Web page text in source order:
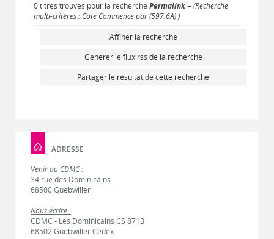
0 titres trouvés pour la recherche Permalink= (Recherche
multi-critères : Cote Commence par (597.6A) )
Affiner la recherche
Générer le flux rss de la recherche
Partager le résultat de cette recherche
ADRESSE
Venir au CDMC :
34 rue des Dominicains
68500 Guebwiller
Nous écrire :
CDMC - Les Dominicains CS 8713
68502 Guebwiller Cedex